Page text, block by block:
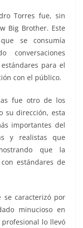
Torres fue, sin
Big Brother. Este
se consumía
conversaciones
para el
con el público.
fue otro de los
su dirección, esta
importantes del
y realistas que
que la
estándares de
se caracterizó por
minucioso en
lo llevó